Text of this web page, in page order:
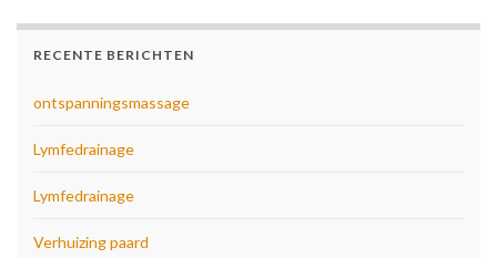
RECENTE BERICHTEN
ontspanningsmassage
Lymfedrainage
Lymfedrainage
Verhuizing paard